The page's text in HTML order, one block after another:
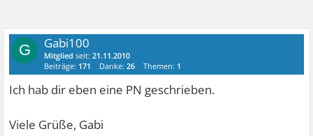
G Gabi100
Mitglied seit:21.11.2010
Beiträge: 171 Danke:26 Themen: 1
Ich hab dir eben eine PN geschrieben.
Viele Grüße, Gabi